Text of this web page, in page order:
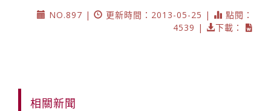
NO.897 |
更新時間：2013-05-25 |
點閱：
4539 |
下載：
相關新聞